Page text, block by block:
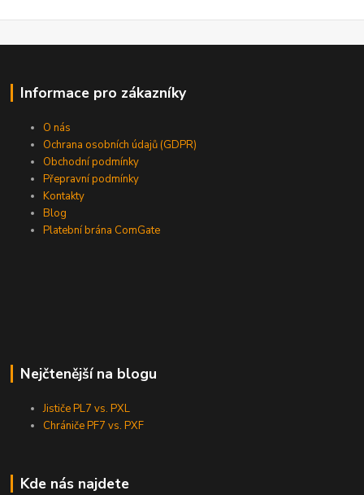
Informace pro zákazníky
O nás
Ochrana osobních údajů (GDPR)
Obchodní podmínky
Přepravní podmínky
Kontakty
Blog
Platební brána ComGate
Nejčtenější na blogu
Jističe PL7 vs. PXL
Chrániče PF7 vs. PXF
Kde nás najdete